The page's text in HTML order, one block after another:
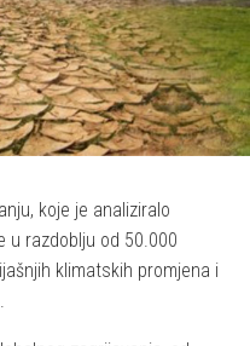
koje je analiziralo
u razdoblju od 50.000
klimatskih promjena i